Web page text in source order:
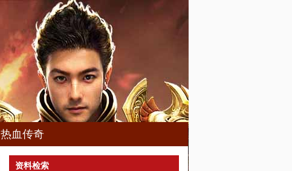
热血传奇
资料检索